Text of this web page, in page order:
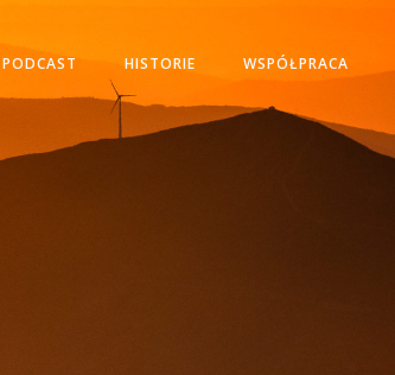
PODCAST HISTORIE WSPÓŁPRACA